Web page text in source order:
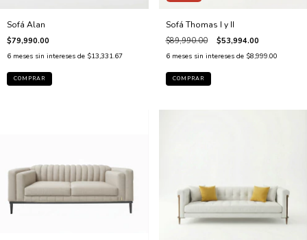
Sofá Alan
$79,990.00
6 meses sin intereses de $13,331.67
COMPRAR
Sofá Thomas I y II
$89,990.00 $53,994.00
6 meses sin intereses de $8,999.00
COMPRAR